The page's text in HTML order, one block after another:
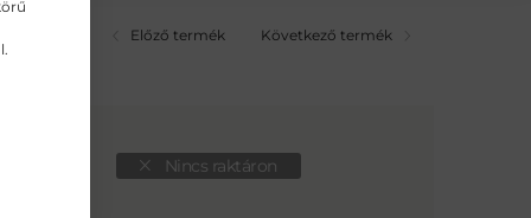
Előző termék Következő termék
Nincs raktáron